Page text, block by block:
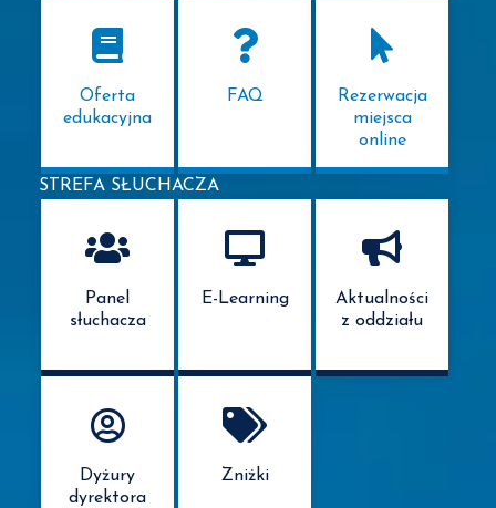
Oferta
edukacyjna
FAQ
Rezerwacja
miejsca
online
STREFA SŁUCHACZA
Panel
słuchacza
E-Learning
Aktualności
z oddziału
Dyżury
dyrektora
Zniżki